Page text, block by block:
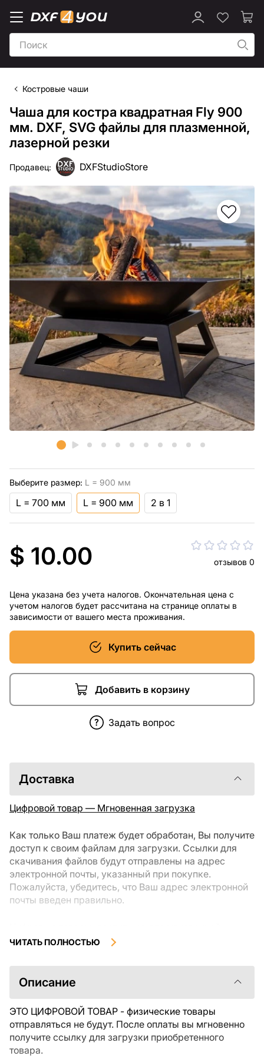
Костровые чаши
Чаша для костра квадратная Fly 900
мм. DXF, SVG файлы для плазменной,
лазерной резки
Продавец: DXFStudioStore
Выберите размер: L = 900 мм
L = 700 мм L = 900 мм 2 в 1
$ 10.00 отзывов 0
Цена указана без учета налогов. Окончательная цена с
учетом налогов будет рассчитана на странице оплаты в
зависимости от вашего места проживания.
Купить сейчас
Добавить в корзину
Задать вопрос
Доставка
Цифровой товар — Мгновенная загрузка
Как только Ваш платеж будет обработан, Вы получите
доступ к своим файлам для загрузки. Ссылки для
скачивания файлов будут отправлены на адрес
электронной почты, указанный при покупке.
Пожалуйста, убедитесь, что Ваш адрес электронной
почты введен правильно.
загрузки, не подлежат возврату или обмену после их
ознакомиться с описанием товара и задать все
интересующие Вас вопросы перед покупкой. Если у
свяжитесь с продавцом напрямую.
ЧИТАТЬ ПОЛНОСТЬЮ
Описание
ЭТО ЦИФРОВОЙ ТОВАР - физические товары
отправляться не будут. После оплаты вы мгновенно
получите ссылку для загрузки приобретенного
товара.